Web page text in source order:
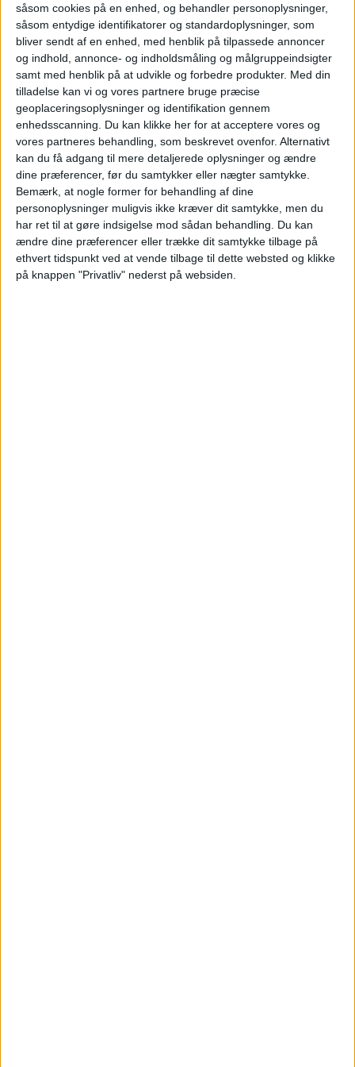
såsom cookies på en enhed, og behandler personoplysninger,
såsom entydige identifikatorer og standardoplysninger, som
bliver sendt af en enhed, med henblik på tilpassede annoncer
og indhold, annonce- og indholdsmåling og målgruppeindsigter
samt med henblik på at udvikle og forbedre produkter. Med din
tilladelse kan vi og vores partnere bruge præcise
geoplaceringsoplysninger og identifikation gennem
enhedsscanning. Du kan klikke her for at acceptere vores og
vores partneres behandling, som beskrevet ovenfor. Alternativt
kan du få adgang til mere detaljerede oplysninger og ændre
dine præferencer, før du samtykker eller nægter samtykke.
Bemærk, at nogle former for behandling af dine
personoplysninger muligvis ikke kræver dit samtykke, men du
har ret til at gøre indsigelse mod sådan behandling.
Du kan
ændre dine præferencer eller trække dit samtykke tilbage på
ethvert tidspunkt ved at vende tilbage til dette websted og klikke
på knappen "Privatliv" nederst på websiden.
Norwegian kritiserer køerne
på Kastrup - kan flytte trafik